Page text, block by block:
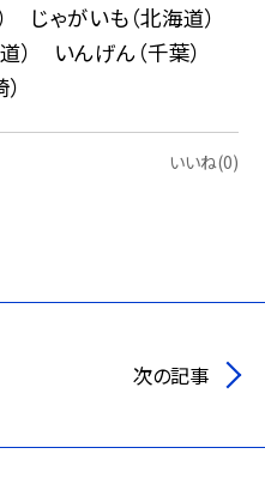
じゃがいも（北海道）
） いんげん（千葉）
いいね(0)
次の記事